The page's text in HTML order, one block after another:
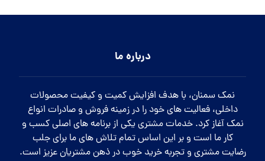
درباره ما
نمک سمنان، با هدف افزایش کمیت و کیفیت محصولات
داخلی، فعالیت های خود را در زمینه فروش و صادرات انواع
نمک آغاز کرد. خدمات مشتری یکی از برنامه های اصلی کسب و
کار ما است و بر این اساس تمام تلاش های ما برای جلب
رضایت مشتری و تجربه خرید خوب در ذهن مشتریان عزیز است.